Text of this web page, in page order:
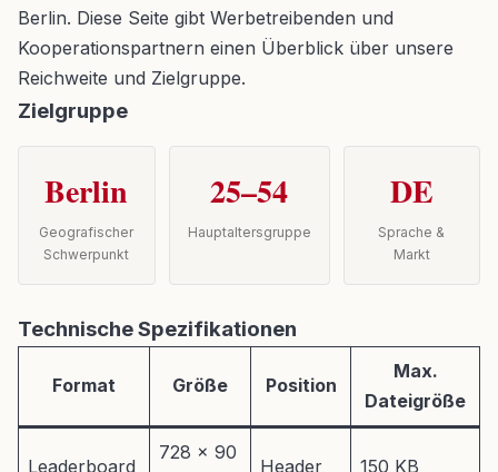
Berlin. Diese Seite gibt Werbetreibenden und
Kooperationspartnern einen Überblick über unsere
Reichweite und Zielgruppe.
Zielgruppe
Berlin
Geografischer
Schwerpunkt
25–54
Hauptaltersgruppe
DE
Sprache &
Markt
Technische Spezifikationen
Format Größe Position
Max.
Dateigröße
Leaderboard
728 × 90
Header 150 KB